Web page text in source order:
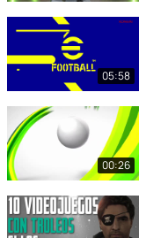
05:58
00:26